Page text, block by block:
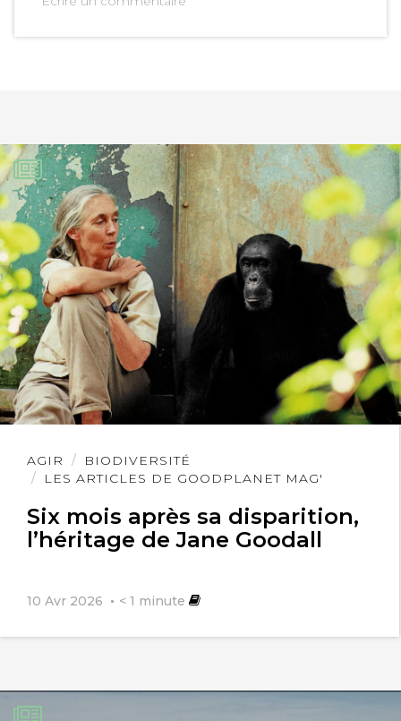
AGIR
BIODIVERSITÉ
LES ARTICLES DE GOODPLANET MAG'
Six mois après sa disparition,
l’héritage de Jane Goodall
10 Avr 2026 < 1 minute
Lire
l'article